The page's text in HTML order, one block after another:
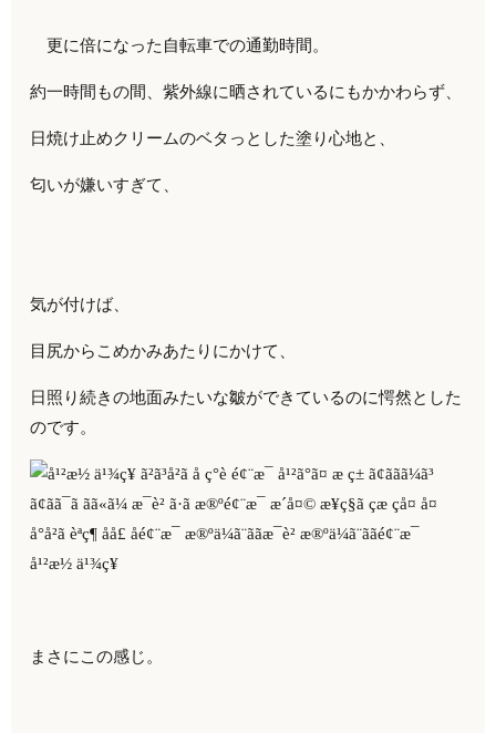
更に倍になった自転車での通勤時間。
約一時間もの間、紫外線に晒されているにもかかわらず、
日焼け止めクリームのベタっとした塗り心地と、
匂いが嫌いすぎて、
気が付けば、
目尻からこめかみあたりにかけて、
日照り続きの地面みたいな皺ができているのに愕然とした
のです。
まさにこの感じ。